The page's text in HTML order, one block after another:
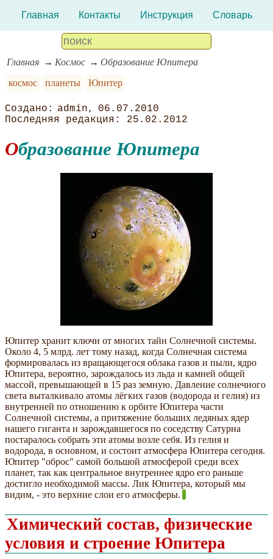
Главная Контакты Инструкция Словарь
Главная Космос
Образование Юпитера
космос
планеты Юпитер
admin
06.07.2010
25.02.2012
Образование Юпитера
Юпитер хранит ключи от многих тайн Солнечной системы.
Около 4, 5 млрд. лет тому назад, когда Солнечная система
формировалась из вращающегося облака газов и пыли, ядро
Юпитера, вероятно, зарождалось из льда и камней общей
массой, превышающей в 15 раз земную. Давление солнечного
света выталкивало атомы лёгких газов (водорода и гелия) из
внутренней по отношению к орбите Юпитера части
Солнечной системы, а притяжение больших ледяных ядер
нашего гиганта и зарождавшегося по соседству Сатурна
постаралось собрать эти атомы возле себя. Из гелия и
водорода, в основном, и состоит атмосфера Юпитера сегодня.
Юпитер "оброс" самой большой атмосферой среди всех
планет, так как центральное внутреннее ядро его раньше
достигло необходимой массы. Лик Юпитера, который мы
видим, - это верхние слои его атмосферы.
Химический состав, физические
условия и строение Юпитера